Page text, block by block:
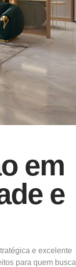
em
e
e excelente
para quem busca